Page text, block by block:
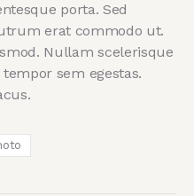
porta. Sed
erat commodo ut.
Nullam scelerisque
sem egestas.